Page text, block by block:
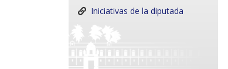
Iniciativas de la diputada